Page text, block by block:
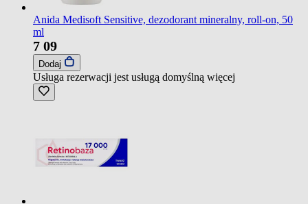
Anida Medisoft Sensitive, dezodorant mineralny, roll-on, 50
ml
7 09
Dodaj
Usługa rezerwacji jest usługą domyślną więcej